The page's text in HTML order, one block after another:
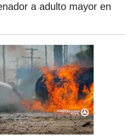
a adulto mayor en